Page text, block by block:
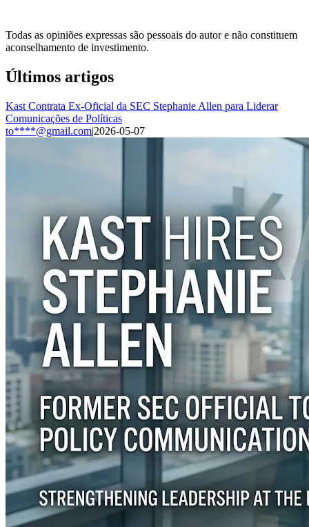
Todas as opiniões expressas são pessoais do autor e não constituem
aconselhamento de investimento.
Últimos artigos
Kast Contrata Ex-Oficial da SEC Stephanie Allen para Liderar
Comunicações de Políticas
to****@gmail.com|2026-05-07